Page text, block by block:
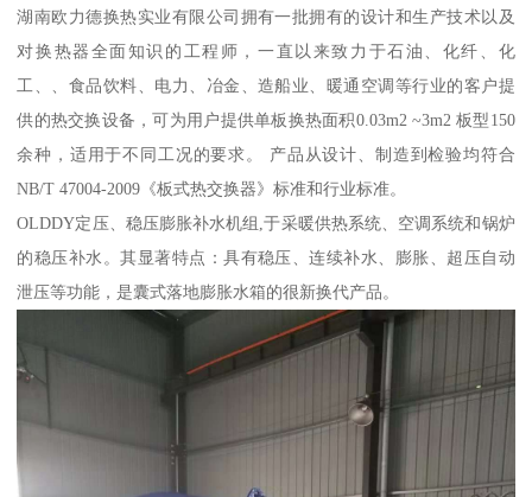
湖南欧力德换热实业有限公司拥有一批拥有的设计和生产技术以及
对换热器全面知识的工程师，一直以来致力于石油、化纤、化
工、、食品饮料、电力、冶金、造船业、暖通空调等行业的客户提
供的热交换设备，可为用户提供单板换热面积0.03m2 ~3m2 板型150
余种，适用于不同工况的要求。 产品从设计、制造到检验均符合
NB/T 47004-2009《板式热交换器》标准和行业标准。
OLDDY定压、稳压膨胀补水机组,于采暖供热系统、空调系统和锅炉
的稳压补水。其显著特点：具有稳压、连续补水、膨胀、超压自动
泄压等功能，是囊式落地膨胀水箱的很新换代产品。